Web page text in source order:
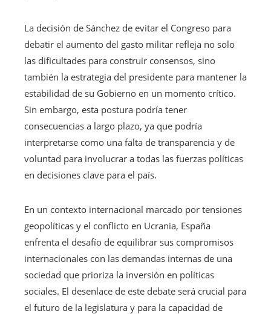
La decisión de Sánchez de evitar el Congreso para
debatir el aumento del gasto militar refleja no solo
las dificultades para construir consensos, sino
también la estrategia del presidente para mantener la
estabilidad de su Gobierno en un momento crítico.
Sin embargo, esta postura podría tener
consecuencias a largo plazo, ya que podría
interpretarse como una falta de transparencia y de
voluntad para involucrar a todas las fuerzas políticas
en decisiones clave para el país.
En un contexto internacional marcado por tensiones
geopolíticas y el conflicto en Ucrania, España
enfrenta el desafío de equilibrar sus compromisos
internacionales con las demandas internas de una
sociedad que prioriza la inversión en políticas
sociales. El desenlace de este debate será crucial para
el futuro de la legislatura y para la capacidad de